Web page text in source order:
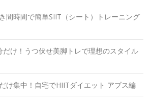
間時間で簡単SIIT（シート）トレーニング
だけ！うつ伏せ美脚トレで理想のスタイル
け集中！自宅でHIITダイエット アブス編